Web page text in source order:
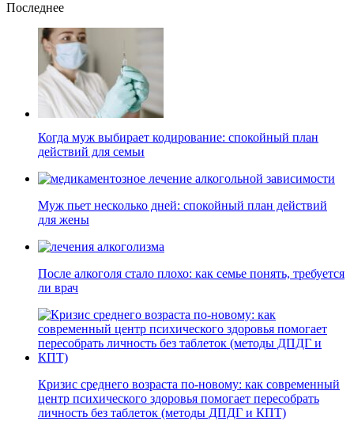
Последнее
Когда муж выбирает кодирование: спокойный план
действий для семьи
Муж пьет несколько дней: спокойный план действий
для жены
После алкоголя стало плохо: как семье понять, требуется
ли врач
Кризис среднего возраста по-новому: как современный
центр психического здоровья помогает пересобрать
личность без таблеток (методы ДПДГ и КПТ)